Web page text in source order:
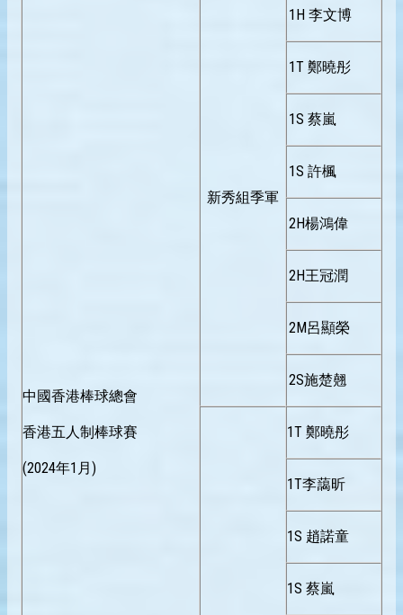
中國香港棒球總會
香港五人制棒球賽
(2024年1月)
新秀組季軍
1H 李文博
1T 鄭曉彤
1S 蔡嵐
1S 許楓
2H楊鴻偉
2H王冠潤
2M呂顯榮
2S施楚翹
1T 鄭曉彤
1T李藹昕
1S 趙諾童
1S 蔡嵐